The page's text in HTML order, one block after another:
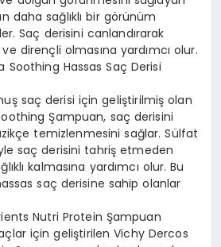
daha sağlıklı bir görünüm
Saç derisini canlandırarak
dirençli olmasına yardımcı olur.
Soothing Hassas Saç Derisi
saç derisi için geliştirilmiş olan
Şampuan, saç derisini
temizlenmesini sağlar. Sülfat
saç derisini tahriş etmeden
kalmasına yardımcı olur. Bu
saç derisine sahip olanlar
Nutri Protein Şampuan
için geliştirilen Vichy Dercos